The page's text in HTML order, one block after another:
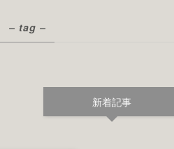
– tag –
新着記事